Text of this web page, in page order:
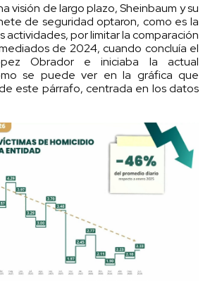
visión de largo plazo, Sheinbaum y su
de seguridad optaron, como es la
actividades, por limitar la comparación
de 2024, cuando concluía el
Obrador e iniciaba la actual
se puede ver en la gráfica que
este párrafo, centrada en los datos